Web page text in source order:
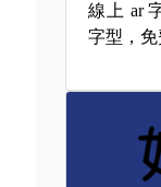
線上 ar
字型，免